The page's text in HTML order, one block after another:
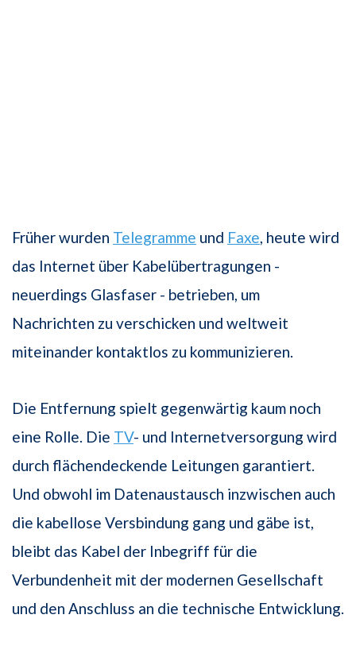
Früher wurden Telegramme und Faxe, heute wird
das Internet über Kabelübertragungen -
neuerdings Glasfaser - betrieben, um
Nachrichten zu verschicken und weltweit
miteinander kontaktlos zu kommunizieren.
Die Entfernung spielt gegenwärtig kaum noch
eine Rolle. Die TV- und Internetversorgung wird
durch flächendeckende Leitungen garantiert.
Und obwohl im Datenaustausch inzwischen auch
die kabellose Versbindung gang und gäbe ist,
bleibt das Kabel der Inbegriff für die
Verbundenheit mit der modernen Gesellschaft
und den Anschluss an die technische Entwicklung.